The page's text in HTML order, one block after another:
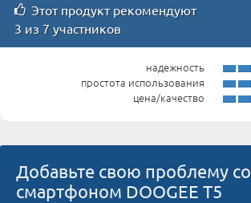
Этот продукт рекомендуют
3 из 7 участников
надежность
простота использования
цена/качество
Добавьте свою проблему со
смартфоном DOOGEE T5